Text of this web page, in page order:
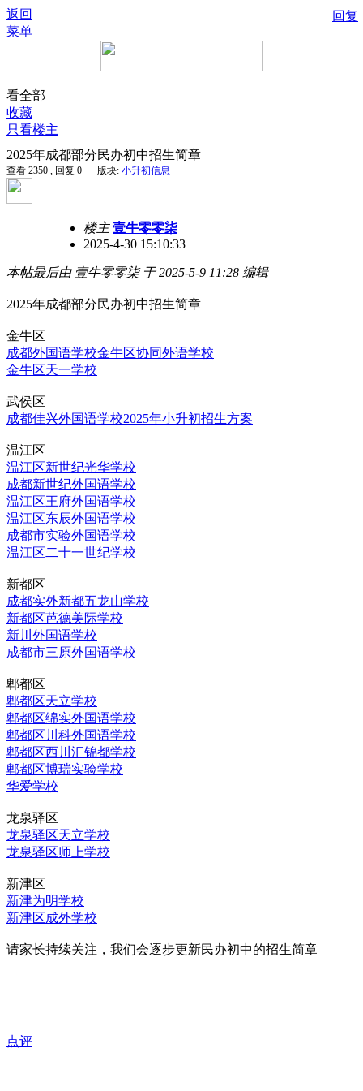
返回
菜单
看全部
收藏
只看楼主
2025年成都部分民办初中招生简章
查看 2350 , 回复 0 版块: 小升初信息
楼主 壹牛零零柒
2025-4-30 15:10:33
本帖最后由 壹牛零零柒 于 2025-5-9 11:28 编辑
2025年成都部分民办初中招生简章
金牛区
成都外国语学校金牛区协同外语学校
金牛区天一学校
武侯区
成都佳兴外国语学校2025年小升初招生方案
温江区
温江区新世纪光华学校
成都新世纪外国语学校
温江区王府外国语学校
温江区东辰外国语学校
成都市实验外国语学校
温江区二十一世纪学校
新都区
成都实外新都五龙山学校
新都区芭德美际学校
新川外国语学校
成都市三原外国语学校
郫都区
郫都区天立学校
郫都区绵实外国语学校
郫都区川科外国语学校
郫都区西川汇锦都学校
郫都区博瑞实验学校
华爱学校
龙泉驿区
龙泉驿区天立学校
龙泉驿区师上学校
新津区
新津为明学校
新津区成外学校
请家长持续关注，我们会逐步更新民办初中的招生简章
点评
回复